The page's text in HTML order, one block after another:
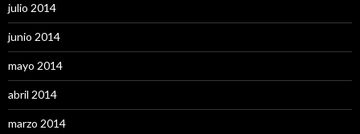
julio 2014
junio 2014
mayo 2014
abril 2014
marzo 2014